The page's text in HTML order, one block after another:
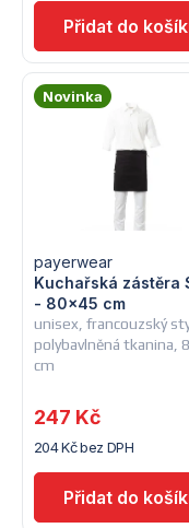
u
ku
k Novinka
unisex, francouzský
polybavlněná tkanina,
cm
Kuchařská zástěra
- 80x45 cm
payerwear
204 Kč bez DPH
247 Kč